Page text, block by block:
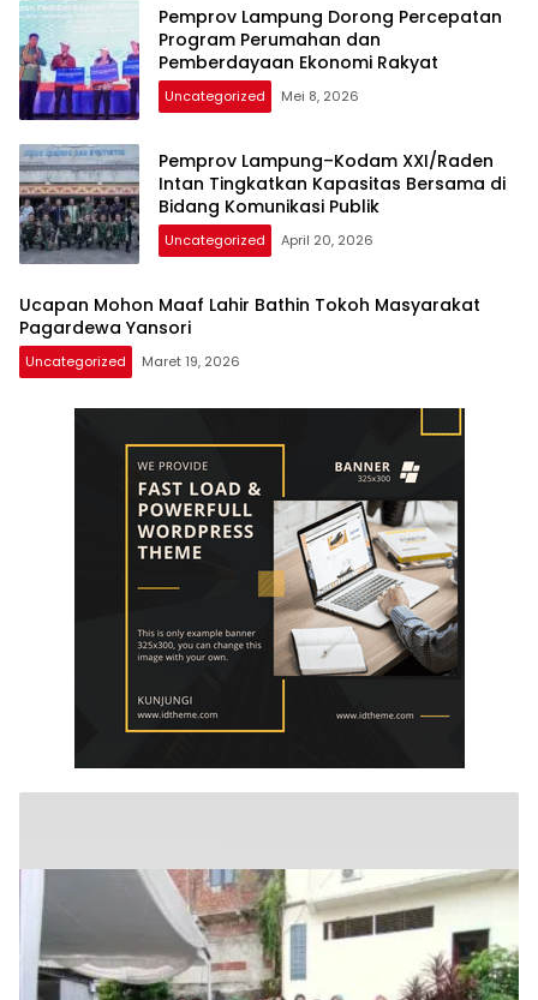
Pemprov Lampung Dorong Percepatan
Program Perumahan dan
Pemberdayaan Ekonomi Rakyat
Uncategorized Mei 8, 2026
Pemprov Lampung–Kodam XXI/Raden
Intan Tingkatkan Kapasitas Bersama di
Bidang Komunikasi Publik
Uncategorized April 20, 2026
Ucapan Mohon Maaf Lahir Bathin Tokoh Masyarakat
Pagardewa Yansori
Uncategorized Maret 19, 2026